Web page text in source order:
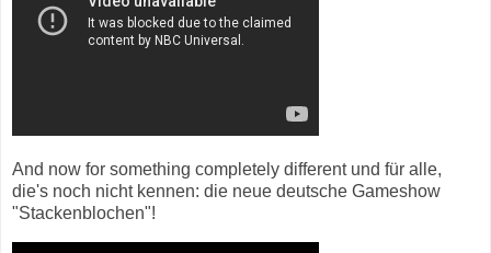
And now for something completely different und für alle,
die's noch nicht kennen: die neue deutsche Gameshow
"Stackenblochen"!